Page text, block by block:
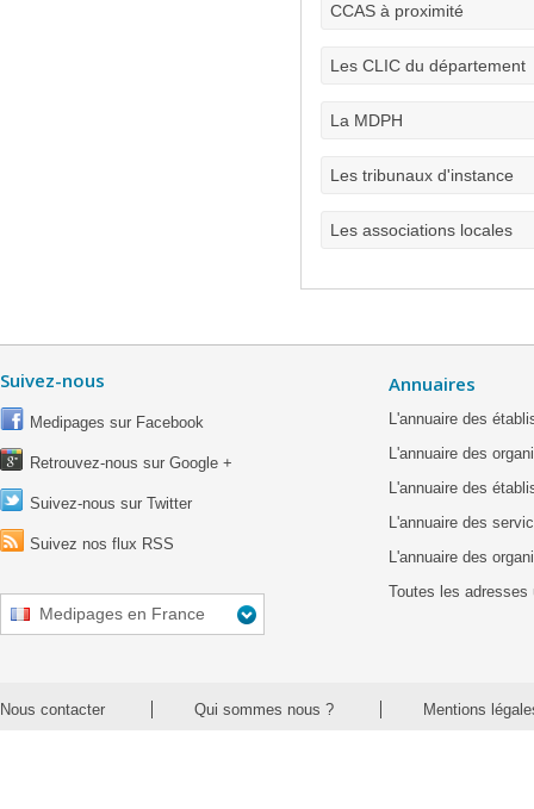
CCAS à proximité
Les CLIC du département
La MDPH
Les tribunaux d'instance
Les associations locales
Suivez-nous
Medipages sur Facebook
Retrouvez-nous sur Google +
Suivez-nous sur Twitter
Suivez nos flux RSS
Medipages en France
Annuaires
L'annuaire des
L'annuaire des
L'annuaire des
L'annuaire des
L'annuaire des
Toutes les adresses
Nous contacter Qui sommes nous ? Mentions